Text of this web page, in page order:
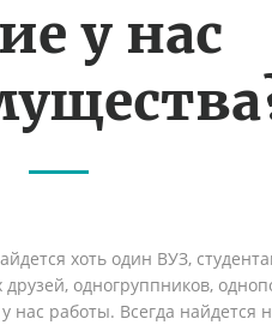
у нас
хоть один ВУЗ,
одногруппников,
нас работы. Всегда найдется